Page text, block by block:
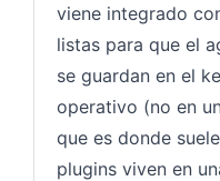
viene integrado
listas para que el
se guardan en el
operativo (no en
que es donde
plugins viven en